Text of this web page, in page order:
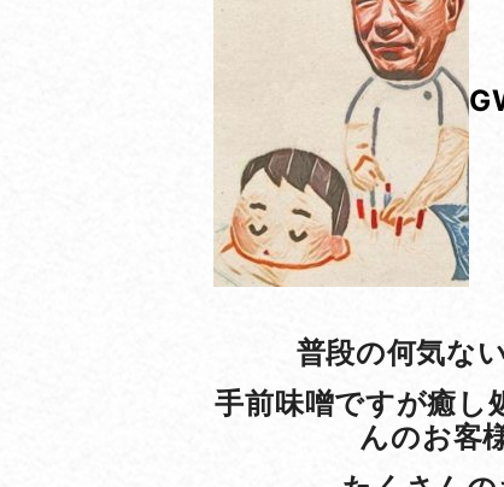
普段の何気な
手前味噌ですが癒し
んのお客